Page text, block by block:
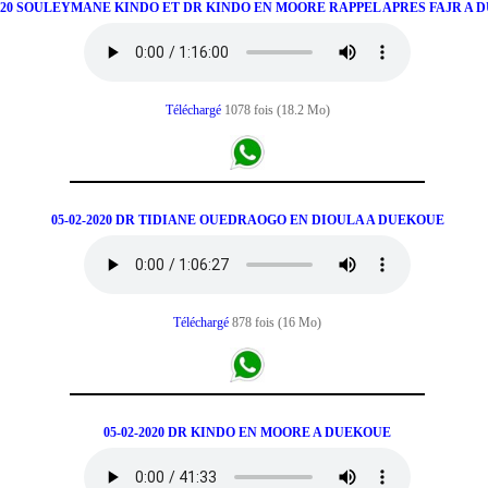
SOULEYMANE KINDO ET DR KINDO EN MOORE RAPPEL APRES FAJR A
Téléchargé 1078 fois (18.2 Mo)
05-02-2020 DR TIDIANE OUEDRAOGO EN DIOULA A DUEKOUE
Téléchargé 878 fois (16 Mo)
05-02-2020 DR KINDO EN MOORE A DUEKOUE